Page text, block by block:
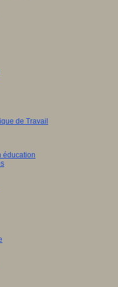
de Travail
éducation